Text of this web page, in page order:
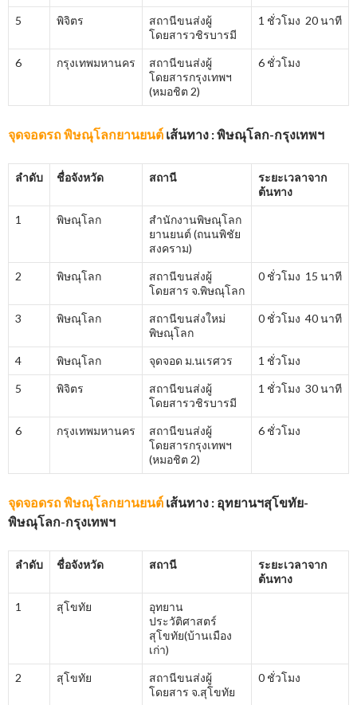
5 พิจิตร
สถานีขนส่งผู้
โดยสารวชิรบารมี
1 ชั่วโมง 20 นาที
6 กรุงเทพมหานคร
สถานีขนส่งผู้
โดยสารกรุงเทพฯ
(หมอชิต 2)
6 ชั่วโมง
จุดจอดรถ พิษณุโลกยานยนต์ เส้นทาง : พิษณุโลก-กรุงเทพฯ
ลำดับ ชื่อจังหวัด สถานี
ระยะเวลาจาก
ต้นทาง
1 พิษณุโลก
สำนักงานพิษณุโลก
ยานยนต์ (ถนนพิชัย
สงคราม)
2 พิษณุโลก
สถานีขนส่งผู้
โดยสาร จ.พิษณุโลก
0 ชั่วโมง 15 นาที
3 พิษณุโลก
สถานีขนส่งใหม่
พิษณุโลก
0 ชั่วโมง 40 นาที
4 พิษณุโลก จุดจอด ม.นเรศวร 1 ชั่วโมง
5 พิจิตร
สถานีขนส่งผู้
โดยสารวชิรบารมี
1 ชั่วโมง 30 นาที
6 กรุงเทพมหานคร
สถานีขนส่งผู้
โดยสารกรุงเทพฯ
(หมอชิต 2)
6 ชั่วโมง
จุดจอดรถ พิษณุโลกยานยนต์ เส้นทาง : อุทยานฯสุโขทัย-
พิษณุโลก-กรุงเทพฯ
ลำดับ ชื่อจังหวัด สถานี
ระยะเวลาจาก
ต้นทาง
1 สุโขทัย
อุทยาน
ประวัติศาสตร์
สุโขทัย(บ้านเมือง
เก่า)
2 สุโขทัย
สถานีขนส่งผู้
โดยสาร จ.สุโขทัย
0 ชั่วโมง